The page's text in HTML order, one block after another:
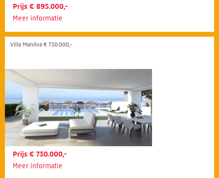
Prijs € 895.000,-
Meer informatie
Villa Manilva € 730.000,-
Prijs € 730.000,-
Meer informatie